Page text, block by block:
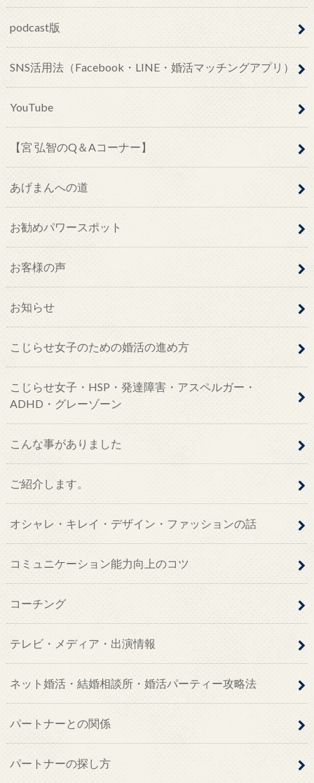
podcast版
SNS活用法（Facebook・LINE・婚活マッチングアプリ）
YouTube
【宮 弘智のQ＆Aコーナー】
あげまんへの道
お勧めパワースポット
お客様の声
お知らせ
こじらせ女子のための婚活の進め方
こじらせ女子・HSP・発達障害・アスペルガー・
ADHD・グレーゾーン
こんな事がありました
ご紹介します。
オシャレ・キレイ・デザイン・ファッションの話
コミュニケーション能力向上のコツ
コーチング
テレビ・メディア・出演情報
ネット婚活・結婚相談所・婚活パーティー攻略法
パートナーとの関係
パートナーの探し方